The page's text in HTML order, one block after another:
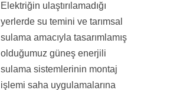
Elektriğin ulaştırılamadığı
yerlerde su temini ve tarımsal
sulama amacıyla tasarımlamış
olduğumuz güneş enerjili
sulama sistemlerinin montaj
işlemi saha uygulamalarına